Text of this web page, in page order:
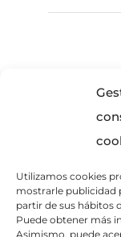
Utilizamos cookies
mostrarle publicidad
partir de sus hábitos
Puede obtener más
Asimismo, puede